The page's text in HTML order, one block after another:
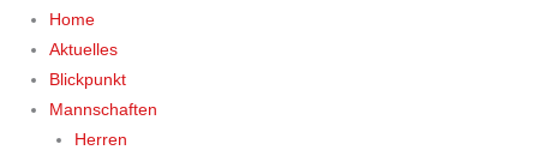
Home
Aktuelles
Blickpunkt
Mannschaften
Herren